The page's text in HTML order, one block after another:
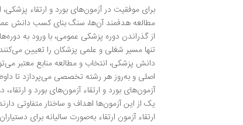
برای موفقیت در آزمون‌های بورد و ارتقاء
مطالعه هدفمند آن‌ها، سنگ بنای کسب دانش
از گذراندن دوره پزشکی عمومی، با ورود به
تنها مسیر شغلی و علمی پزشکان را تعیین
دانش پزشکی، انتخاب و مطالعه منابع معتبر
اصلی و به‌روز هر رشته تخصصی می‌پردازد تا
آزمون‌های بورد و ارتقاء آزمون‌های بورد و
یک از این آزمون‌ها اهداف و ساختار متفاوتی
ارتقاء آزمون ارتقاء به‌صورت سالیانه برای